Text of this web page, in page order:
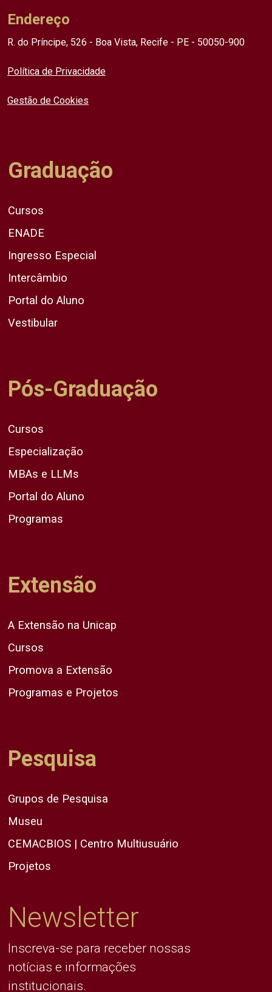
Endereço
R. do Príncipe, 526 - Boa Vista, Recife - PE - 50050-900
Política de Privacidade
Gestão de Cookies
Graduação
Cursos
ENADE
Ingresso Especial
Intercâmbio
Portal do Aluno
Vestibular
Pós-Graduação
Cursos
Especialização
MBAs e LLMs
Portal do Aluno
Programas
Extensão
A Extensão na Unicap
Cursos
Promova a Extensão
Programas e Projetos
Pesquisa
Grupos de Pesquisa
Museu
CEMACBIOS | Centro Multiusuário
Projetos
Newsletter
Inscreva-se para receber nossas
notícias e informações
institucionais.